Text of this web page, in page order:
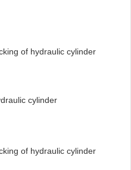
of hydraulic cylinder
cylinder
of hydraulic cylinder